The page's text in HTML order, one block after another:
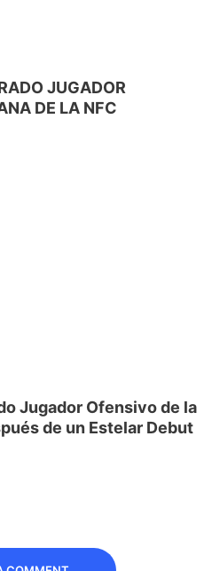
JUGADOR
DE LA NFC
Jugador Ofensivo de la
de un Estelar Debut